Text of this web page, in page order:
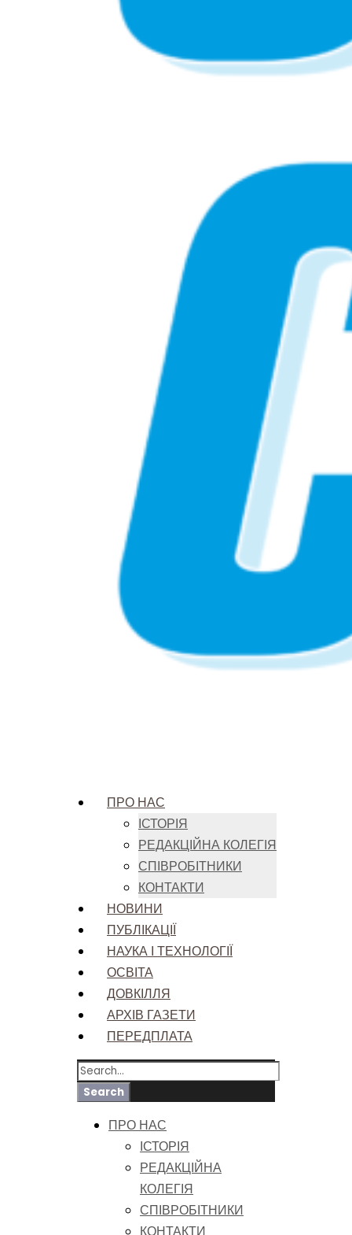
ПРО НАС
ІСТОРІЯ
РЕДАКЦІЙНА КОЛЕГІЯ
СПІВРОБІТНИКИ
КОНТАКТИ
НОВИНИ
ПУБЛІКАЦІЇ
НАУКА І ТЕХНОЛОГІЇ
ОСВІТА
ДОВКІЛЛЯ
АРХІВ ГАЗЕТИ
ПЕРЕДПЛАТА
ПРО НАС
ІСТОРІЯ
РЕДАКЦІЙНА
КОЛЕГІЯ
СПІВРОБІТНИКИ